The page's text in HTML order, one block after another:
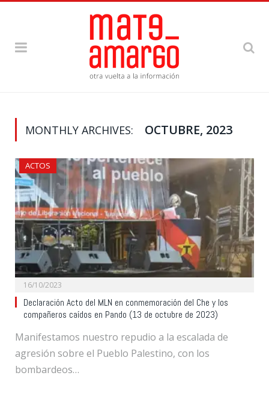
MONTHLY ARCHIVES: OCTUBRE, 2023
ACTOS
16/10/2023
Declaración Acto del MLN en conmemoración del Che y los
compañeros caídos en Pando (13 de octubre de 2023)
Manifestamos nuestro repudio a la escalada de
agresión sobre el Pueblo Palestino, con los
bombardeos…